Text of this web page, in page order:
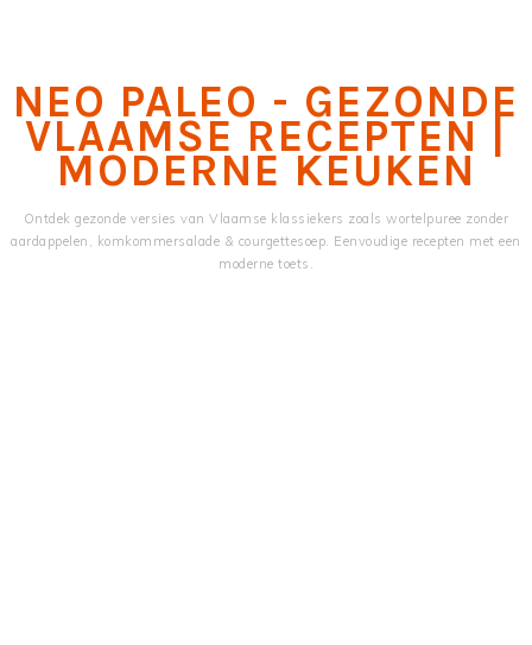
content
sidebar
NEO PALEO - GEZONDE
VLAAMSE RECEPTEN |
MODERNE KEUKEN
Ontdek gezonde versies van Vlaamse klassiekers zoals wortelpuree zonder
aardappelen, komkommersalade & courgettesoep. Eenvoudige recepten met een
moderne toets.